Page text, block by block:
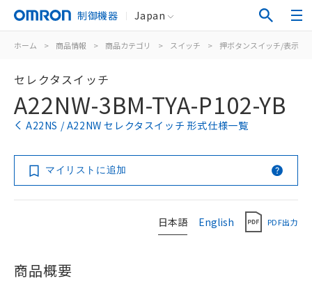
制御機器 Japan
ホーム > 商品情報 > 商品カテゴリ > スイッチ > 押ボタンスイッチ/表示灯
セレクタスイッチ
A22NW-3BM-TYA-P102-YB
A22NS / A22NW セレクタスイッチ 形式仕様一覧
マイリストに追加
日本語 English PDF出力
商品概要